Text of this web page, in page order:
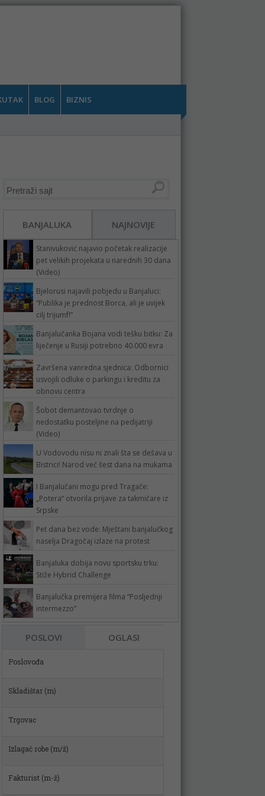
BLOG BIZNIS
BANJALUKA NAJNOVIJE
Stanivuković najavio početak realizacije
pet velikih projekata u narednih 30 dana
(Video)
Bjelorusi najavili pobjedu u Banjaluci:
“Publika je prednost Borca, ali je uvijek
cilj trijumf!”
Banjalučanka Bojana vodi tešku bitku: Za
liječenje u Rusiji potrebno 40.000 evra
Završena vanredna sjednica: Odbornici
usvojili odluke o parkingu i kreditu za
obnovu centra
Šobot demantovao tvrdnje o
nedostatku posteljine na pedijatriji
(Video)
U Vodovodu nisu ni znali šta se dešava u
Bistrici! Narod već šest dana na mukama
I Banjalučani mogu pred Tragače:
„Potera“ otvorila prijave za takmičare iz
Srpske
Pet dana bez vode: Mještani banjalučkog
naselja Dragočaj izlaze na protest
Banjaluka dobija novu sportsku trku:
Stiže Hybrid Challenge
Banjalučka premijera filma “Posljednji
intermezzo”
POSLOVI OGLASI